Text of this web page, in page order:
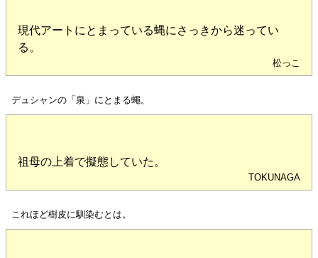
現代アートにとまっている蝿にさっきから迷ってい
る。
松っこ
デュシャンの「泉」にとまる蠅。
祖母の上着で擬態していた。
TOKUNAGA
これほど樹皮に馴染むとは。